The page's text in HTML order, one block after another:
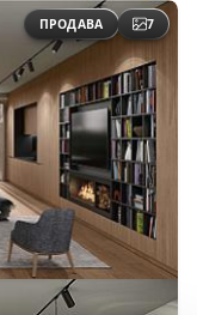
ПРОДАВА 7